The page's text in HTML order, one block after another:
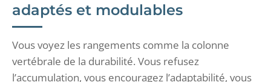
adaptés et modulables
Vous voyez les rangements comme la colonne
vertébrale de la durabilité. Vous refusez
l’accumulation, vous encouragez l’adaptabilité, vous